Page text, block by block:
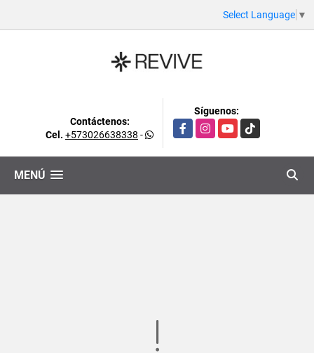
Select Language ▼
Contáctenos:
Cel. +573026638338 -
Síguenos:
FacebookInstagramYouTubeTikTok
MENÚ